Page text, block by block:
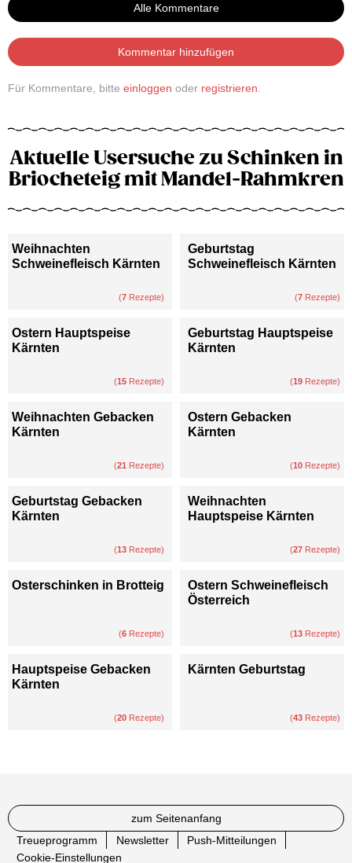
Alle Kommentare
Kommentar hinzufügen
Für Kommentare, bitte einloggen oder registrieren
Aktuelle Usersuche zu Schinken in
Briocheteig mit Mandel-Rahmkren
Weihnachten
Schweinefleisch Kärnten
(7 Rezepte)
Geburtstag
Schweinefleisch Kärnten
(7 Rezepte)
Ostern Hauptspeise
Kärnten
(15 Rezepte)
Geburtstag Hauptspeise
Kärnten
(19 Rezepte)
Weihnachten Gebacken
Kärnten
(21 Rezepte)
Ostern Gebacken
Kärnten
(10 Rezepte)
Geburtstag Gebacken
Kärnten
(13 Rezepte)
Weihnachten
Hauptspeise Kärnten
(27 Rezepte)
Osterschinken in Brotteig
(6 Rezepte)
Ostern Schweinefleisch
Österreich
(13 Rezepte)
Hauptspeise Gebacken
Kärnten
(20 Rezepte)
Kärnten Geburtstag
(43 Rezepte)
zum Seitenanfang
Treueprogramm
Newsletter
Push-Mitteilungen
Cookie-Einstellungen